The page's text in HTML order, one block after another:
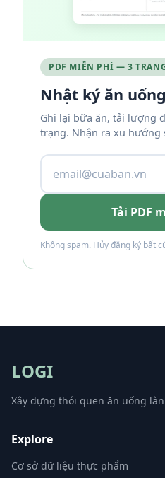
PDF MIỄN PHÍ — 3
Nhật ký ăn
Ghi lại bữa ăn, tải lượng
trạng. Nhận ra xu hướng
Tải PDF
Không spam. Hủy đăng ký bất
LOGI
Xây dựng thói quen ăn uống
Explore
Cơ sở dữ liệu thực phẩm